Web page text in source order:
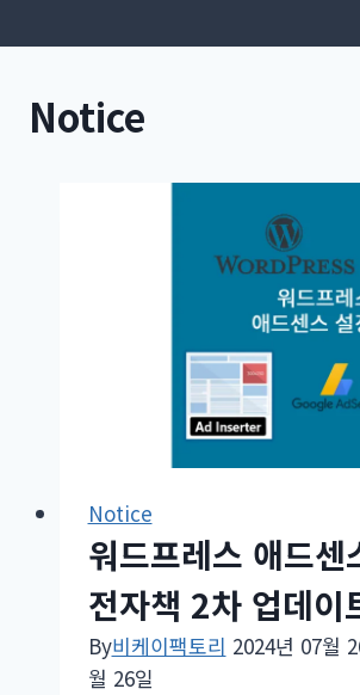
Notice
Notice
워드프레스 애드센
전자책 2차 업데이
By비케이팩토리 2024년 07월
월 26일